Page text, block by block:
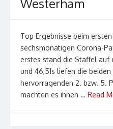
Westerham
Top Ergebnisse beim
sechsmonatigen Corona-
erstes stand die Staffel auf
und 46,51s liefen die
hervorragenden 2. bzw. 5.
machten es ihnen … Read